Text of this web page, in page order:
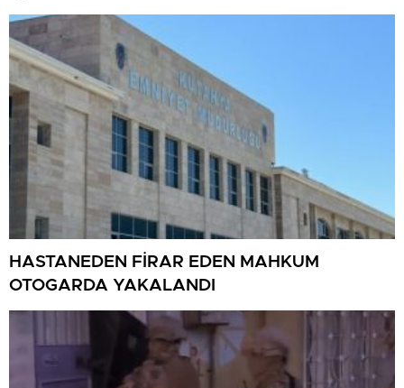
HASTANEDEN FİRAR EDEN MAHKUM
OTOGARDA YAKALANDI